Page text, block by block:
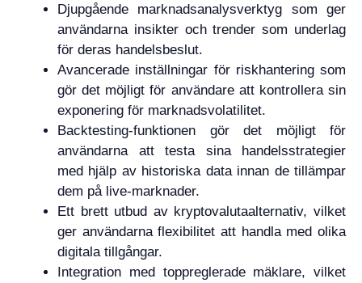
Djupgående marknadsanalysverktyg som ger
användarna insikter och trender som underlag
för deras handelsbeslut.
Avancerade inställningar för riskhantering som
gör det möjligt för användare att kontrollera sin
exponering för marknadsvolatilitet.
Backtesting-funktionen gör det möjligt för
användarna att testa sina handelsstrategier
med hjälp av historiska data innan de tillämpar
dem på live-marknader.
Ett brett utbud av kryptovalutaalternativ, vilket
ger användarna flexibilitet att handla med olika
digitala tillgångar.
Integration med toppreglerade mäklare, vilket